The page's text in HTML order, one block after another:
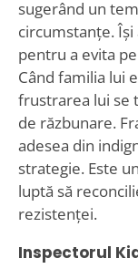
sugerând un
circumstanțe.
pentru a evita
Când familia lui
frustrarea lui se
de răzbunare.
adesea din
strategie. Este
luptă să
rezistenței.
Inspectorul